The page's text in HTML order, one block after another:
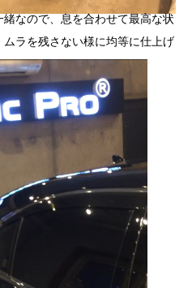
なので、息を合わせて最高な状
ラを残さない様に均等に仕上げ